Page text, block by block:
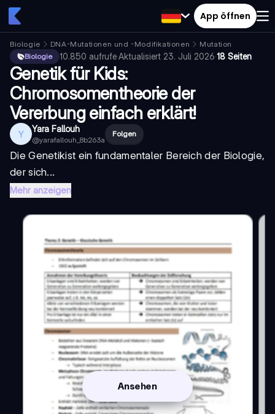
App öffnen
Biologie DNA-Mutationen und -Modifikationen
Mutation
Biologie
10.850 aufrufe·Aktualisiert 23. Juli 2026·18 Seiten
Genetik für Kids:
Chromosomentheorie der
Vererbung einfach erklärt!
Y Yara Fallouh
@yarafallouh_8b263a
Folgen
DieGenetikist ein fundamentaler Bereich der Biologie,
der sich...
Mehr anzeigen
Ansehen